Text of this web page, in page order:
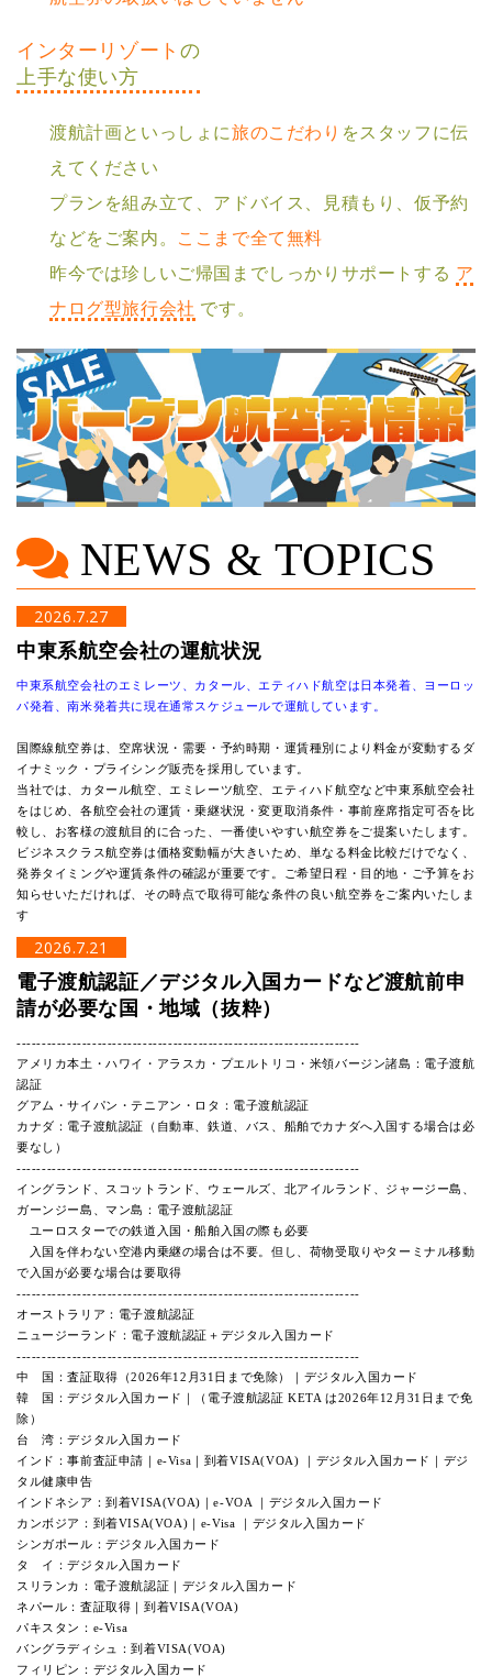
インターリゾート の
上⼿な使い⽅
渡航計画といっしょに旅のこだわり をスタッフに伝
えてください
プランを組み⽴て、アドバイス、⾒積もり、仮予約
などをご案内。
ここまで全て無料
昨今では珍しいご帰国までしっかりサポートする ア
ナログ型旅⾏会社 です。
NEWS & TOPICS
2026.7.27
中東系航空会社の運航状況
中東系航空会社のエミレーツ、カタール、エティハド航空は日本発着、ヨーロッ
パ発着、南米発着共に現在通常スケジュールで運航しています。
国際線航空券は、空席状況・需要・予約時期・運賃種別により料金が変動するダ
イナミック・プライシング販売を採用しています。
当社では、カタール航空、エミレーツ航空、エティハド航空など中東系航空会社
をはじめ、各航空会社の運賃・乗継状況・変更取消条件・事前座席指定可否を比
較し、お客様の渡航目的に合った、一番使いやすい航空券をご提案いたします。
ビジネスクラス航空券は価格変動幅が大きいため、単なる料金比較だけでなく、
発券タイミングや運賃条件の確認が重要です。ご希望日程・目的地・ご予算をお
知らせいただければ、その時点で取得可能な条件の良い航空券をご案内いたしま
す
2026.7.21
電子渡航認証／デジタル入国カードなど渡航前申
請が必要な国・地域（抜粋）
--------------------------------------------------------------------
アメリカ本土・ハワイ・アラスカ・プエルトリコ・米領バージン諸島：電子渡航
認証
グアム・サイパン・テニアン・ロタ：電子渡航認証
カナダ：電子渡航認証（自動車、鉄道、バス、船舶でカナダへ入国する場合は必
要なし）
--------------------------------------------------------------------
イングランド、スコットランド、ウェールズ、北アイルランド、ジャージー島、
ガーンジー島、マン島：電子渡航認証
ユーロスターでの鉄道入国・船舶入国の際も必要
入国を伴わない空港内乗継の場合は不要。但し、荷物受取りやターミナル移動
で入国が必要な場合は要取得
--------------------------------------------------------------------
オーストラリア：電子渡航認証
ニュージーランド：電子渡航認証＋デジタル入国カード
--------------------------------------------------------------------
中 国：査証取得（2026年12月31日まで免除）｜デジタル入国カード
韓 国：デジタル入国カード｜（電子渡航認証 KETA は2026年12月31日まで免
除）
台 湾：デジタル入国カード
インド：事前査証申請｜e-Visa｜到着VISA(VOA) ｜デジタル入国カード｜デジ
タル健康申告
インドネシア：到着VISA(VOA)｜e-VOA ｜デジタル入国カード
カンボジア：到着VISA(VOA)｜e-Visa ｜デジタル入国カード
シンガポール：デジタル入国カード
タ イ：デジタル入国カード
スリランカ：電子渡航認証｜デジタル入国カード
ネパール：査証取得｜到着VISA(VOA)
パキスタン：e-Visa
バングラディシュ：到着VISA(VOA)
フィリピン：デジタル入国カード